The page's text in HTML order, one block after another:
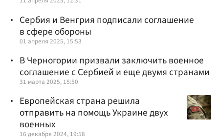
Сербия и Венгрия подписали соглашение
в сфере обороны
01 апреля 2025, 15:53
В Черногории призвали заключить военное
соглашение с Сербией и еще двумя странами
31 марта 2025, 15:50
Европейская страна решила
отправить на помощь Украине двух
военных
16 декабря 2024, 19:58